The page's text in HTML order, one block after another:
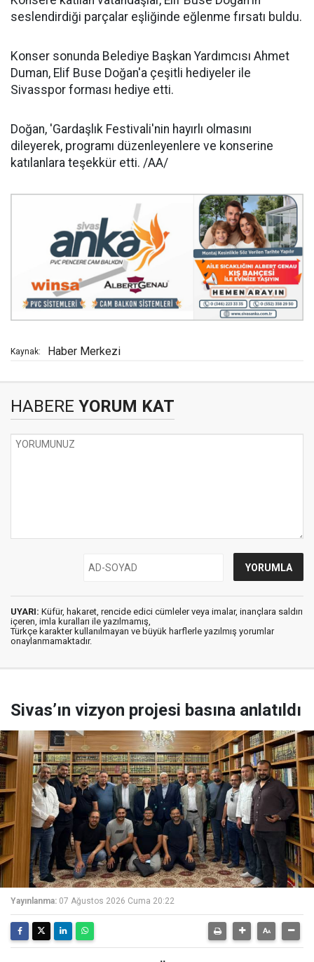
seslendirdiği parçalar eşliğinde eğlenme fırsatı buldu.
Konser sonunda Belediye Başkan Yardımcısı Ahmet
Duman, Elif Buse Doğan'a çeşitli hediyeler ile
Sivasspor forması hediye etti.
Doğan, 'Gardaşlık Festivali'nin hayırlı olmasını
dileyerek, programı düzenleyenlere ve konserine
katılanlara teşekkür etti. /AA/
Kaynak: Haber Merkezi
HABERE YORUM KAT
UYARI: Küfür, hakaret, rencide edici cümleler veya imalar, inançlara saldırı
içeren, imla kuralları ile yazılmamış,
Türkçe karakter kullanılmayan ve büyük harflerle yazılmış yorumlar
onaylanmamaktadır.
Sivas’ın vizyon projesi basına anlatıldı
Yayınlanma: 07 Ağustos 2026 Cuma 20:22